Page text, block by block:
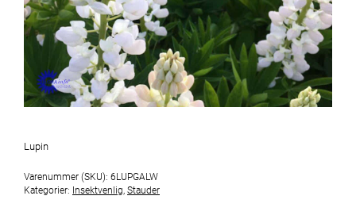
Lupin
Varenummer (SKU): 6LUPGALW
Kategorier: Insektvenlig Stauder